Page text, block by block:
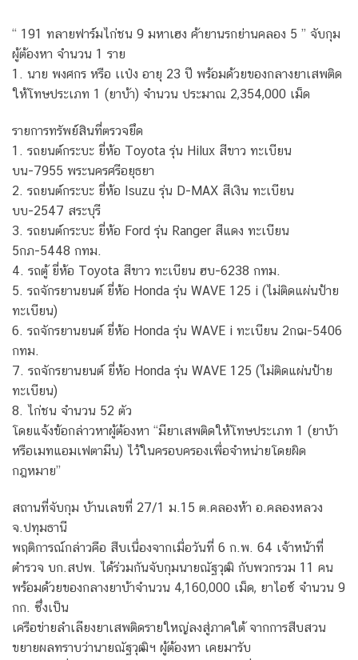
“ 191 ทลายฟาร์มไก่ชน 9 มหาเฮง ค้ายานรกย่านคลอง 5 ” จับกุม
ผู้ต้องหา จำนวน 1 ราย
1. นาย พงศกร หรือ เเป๋ง อายุ 23 ปี พร้อมด้วยของกลางยาเสพติด
ให้โทษประเภท 1 (ยาบ้า) จำนวน ประมาณ 2,354,000 เม็ด
รายการทรัพย์สินที่ตรวจยึด
1. รถยนต์กระบะ ยี่ห้อ Toyota รุ่น Hilux สีขาว ทะเบียน
บน-7955 พระนครศรีอยุธยา
2. รถยนต์กระบะ ยี่ห้อ Isuzu รุ่น D-MAX สีเงิน ทะเบียน
บบ-2547 สระบุรี
3. รถยนต์กระบะ ยี่ห้อ Ford รุ่น Ranger สีแดง ทะเบียน
5กภ-5448 กทม.
4. รถตู้ ยี่ห้อ Toyota สีขาว ทะเบียน ฮบ-6238 กทม.
5. รถจักรยานยนต์ ยี่ห้อ Honda รุ่น WAVE 125 i (ไม่ติดแผ่นป้าย
ทะเบียน)
6. รถจักรยานยนต์ ยี่ห้อ Honda รุ่น WAVE i ทะเบียน 2กฌ-5406
กทม.
7. รถจักรยานยนต์ ยี่ห้อ Honda รุ่น WAVE 125 (ไม่ติดแผ่นป้าย
ทะเบียน)
8. ไก่ชน จำนวน 52 ตัว
โดยแจ้งข้อกล่าวหาผู้ต้องหา “มียาเสพติดให้โทษประเภท 1 (ยาบ้า
หรือเมทแอมเฟตามีน) ไว้ในครอบครองเพื่อจำหน่ายโดยผิด
กฎหมาย”
สถานที่จับกุม บ้านเลขที่ 27/1 ม.15 ต.คลองห้า อ.คลองหลวง
จ.ปทุมธานี
พฤติการณ์กล่าวคือ สืบเนื่องจากเมื่อวันที่ 6 ก.พ. 64 เจ้าหน้าที่
ตำรวจ บก.สปพ. ได้ร่วมกันจับกุมนายณัฐวุฒิ กับพวกรวม 11 คน
พร้อมด้วยของกลางยาบ้าจำนวน 4,160,000 เม็ด, ยาไอซ์ จำนวน 9
กก. ซึ่งเป็น
เครือข่ายลำเลียงยาเสพติดรายใหญ่ลงสู่ภาคใต้ จากการสืบสวน
ขยายผลทราบว่านายณัฐวุฒิฯ ผู้ต้องหา เคยมารับ